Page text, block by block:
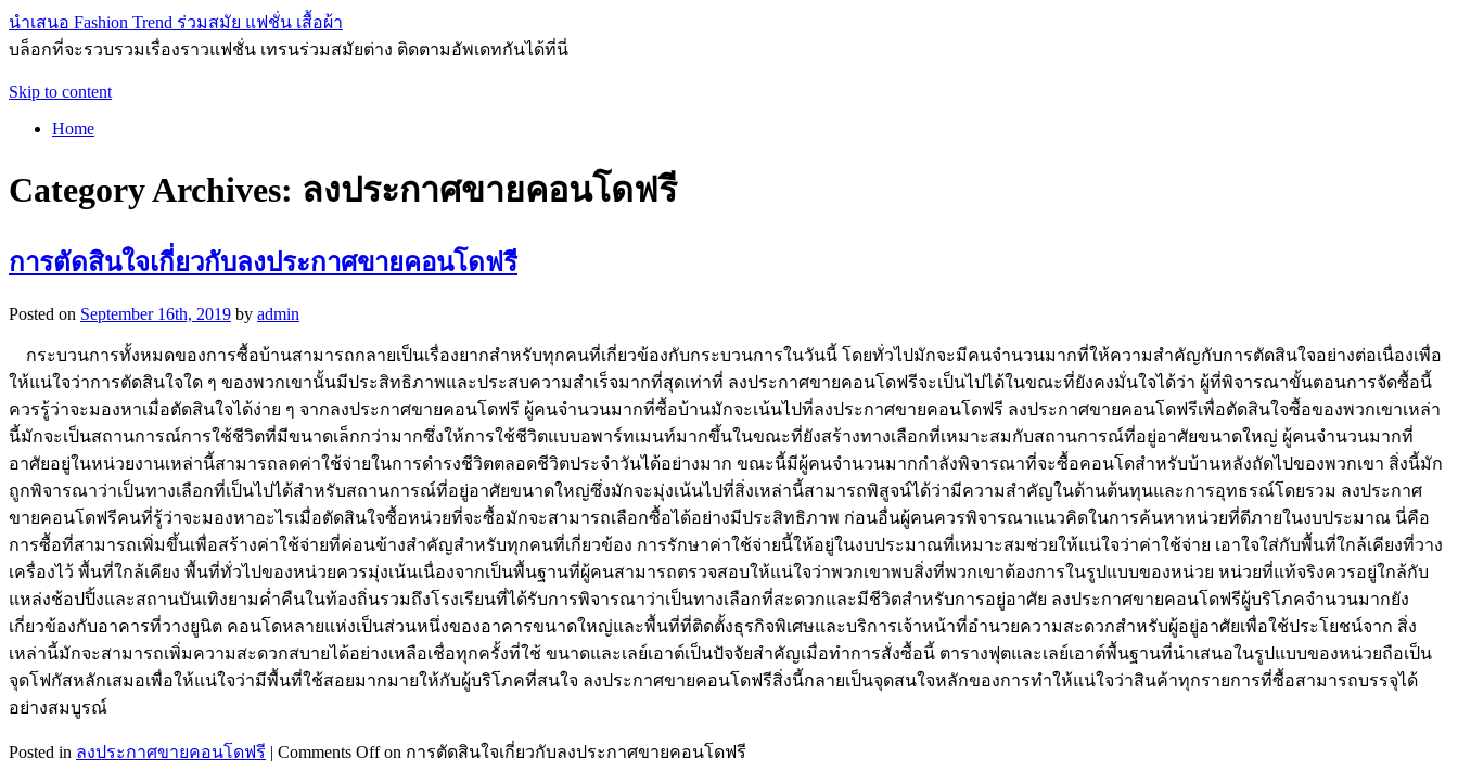
นำเสนอ Fashion Trend ร่วมสมัย แฟชั่น เสื้อผ้า
บล็อกที่จะรวบรวมเรื่องราวแฟชั่น เทรนร่วมสมัยต่าง ติดตามอัพเดทกันได้ที่นี่
Skip to content
Home
Category Archives: ลงประกาศขายคอนโดฟรี
การตัดสินใจเกี่ยวกับลงประกาศขายคอนโดฟรี
Posted on September 16th, 2019 by admin
กระบวนการทั้งหมดของการซื้อบ้านสามารถกลายเป็นเรื่องยากสำหรับทุกคนที่เกี่ยวข้องกับกระบวนการในวันนี้ โดยทั่วไปมักจะมีคนจำนวนมากที่ให้ความสำคัญกับการตัดสินใจอย่างต่อเนื่องเพื่อ
ให้แน่ใจว่าการตัดสินใจใด ๆ ของพวกเขานั้นมีประสิทธิภาพและประสบความสำเร็จมากที่สุดเท่าที่ ลงประกาศขายคอนโดฟรีจะเป็นไปได้ในขณะที่ยังคงมั่นใจได้ว่า ผู้ที่พิจารณาขั้นตอนการจัดซื้อนี้
ควรรู้ว่าจะมองหาเมื่อตัดสินใจได้ง่าย ๆ จากลงประกาศขายคอนโดฟรี ผู้คนจำนวนมากที่ซื้อบ้านมักจะเน้นไปที่ลงประกาศขายคอนโดฟรี ลงประกาศขายคอนโดฟรีเพื่อตัดสินใจซื้อของพวกเขาเหล่า
นี้มักจะเป็นสถานการณ์การใช้ชีวิตที่มีขนาดเล็กกว่ามากซึ่งให้การใช้ชีวิตแบบอพาร์ทเมนท์มากขึ้นในขณะที่ยังสร้างทางเลือกที่เหมาะสมกับสถานการณ์ที่อยู่อาศัยขนาดใหญ่ ผู้คนจำนวนมากที่
อาศัยอยู่ในหน่วยงานเหล่านี้สามารถลดค่าใช้จ่ายในการดำรงชีวิตตลอดชีวิตประจำวันได้อย่างมาก ขณะนี้มีผู้คนจำนวนมากกำลังพิจารณาที่จะซื้อคอนโดสำหรับบ้านหลังถัดไปของพวกเขา สิ่งนี้มัก
ถูกพิจารณาว่าเป็นทางเลือกที่เป็นไปได้สำหรับสถานการณ์ที่อยู่อาศัยขนาดใหญ่ซึ่งมักจะมุ่งเน้นไปที่สิ่งเหล่านี้สามารถพิสูจน์ได้ว่ามีความสำคัญในด้านต้นทุนและการอุทธรณ์โดยรวม ลงประกาศ
ขายคอนโดฟรีคนที่รู้ว่าจะมองหาอะไรเมื่อตัดสินใจซื้อหน่วยที่จะซื้อมักจะสามารถเลือกซื้อได้อย่างมีประสิทธิภาพ ก่อนอื่นผู้คนควรพิจารณาแนวคิดในการค้นหาหน่วยที่ดีภายในงบประมาณ นี่คือ
การซื้อที่สามารถเพิ่มขึ้นเพื่อสร้างค่าใช้จ่ายที่ค่อนข้างสำคัญสำหรับทุกคนที่เกี่ยวข้อง การรักษาค่าใช้จ่ายนี้ให้อยู่ในงบประมาณที่เหมาะสมช่วยให้แน่ใจว่าค่าใช้จ่าย เอาใจใส่กับพื้นที่ใกล้เคียงที่วาง
เครื่องไว้ พื้นที่ใกล้เคียง พื้นที่ทั่วไปของหน่วยควรมุ่งเน้นเนื่องจากเป็นพื้นฐานที่ผู้คนสามารถตรวจสอบให้แน่ใจว่าพวกเขาพบสิ่งที่พวกเขาต้องการในรูปแบบของหน่วย หน่วยที่แท้จริงควรอยู่ใกล้กับ
แหล่งช้อปปิ้งและสถานบันเทิงยามค่ำคืนในท้องถิ่นรวมถึงโรงเรียนที่ได้รับการพิจารณาว่าเป็นทางเลือกที่สะดวกและมีชีวิตสำหรับการอยู่อาศัย ลงประกาศขายคอนโดฟรีผู้บริโภคจำนวนมากยัง
เกี่ยวข้องกับอาคารที่วางยูนิต คอนโดหลายแห่งเป็นส่วนหนึ่งของอาคารขนาดใหญ่และพื้นที่ที่ติดตั้งธุรกิจพิเศษและบริการเจ้าหน้าที่อำนวยความสะดวกสำหรับผู้อยู่อาศัยเพื่อใช้ประโยชน์จาก สิ่ง
เหล่านี้มักจะสามารถเพิ่มความสะดวกสบายได้อย่างเหลือเชื่อทุกครั้งที่ใช้ ขนาดและเลย์เอาต์เป็นปัจจัยสำคัญเมื่อทำการสั่งซื้อนี้ ตารางฟุตและเลย์เอาต์พื้นฐานที่นำเสนอในรูปแบบของหน่วยถือเป็น
จุดโฟกัสหลักเสมอเพื่อให้แน่ใจว่ามีพื้นที่ใช้สอยมากมายให้กับผู้บริโภคที่สนใจ ลงประกาศขายคอนโดฟรีสิ่งนี้กลายเป็นจุดสนใจหลักของการทำให้แน่ใจว่าสินค้าทุกรายการที่ซื้อสามารถบรรจุได้
อย่างสมบูรณ์
Posted in ลงประกาศขายคอนโดฟรี | Comments Offon การตัดสินใจเกี่ยวกับลงประกาศขายคอนโดฟรี